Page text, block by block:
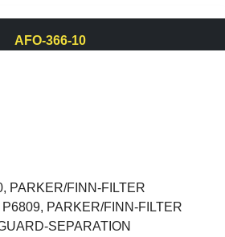
AFO-366-10
PARKER/FINN-FILTER
PARKER/FINN-FILTER
SEPARATION